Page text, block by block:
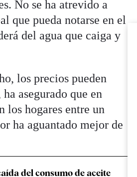
No se ha atrevido a
que pueda notarse en el
del agua que caiga y
los precios pueden
asegurado que en
los hogares entre un
ha aguantado mejor de
del consumo de aceite